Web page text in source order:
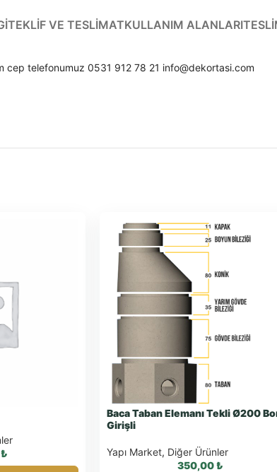
TEKLIF VE TESLIMATKULLANIM ALANLARI
cep telefonumuz 0531 912 78 21 info@dekortasi.com
₺
Baca Taban Elemanı Tekli Ø200
Girişli
Yapı Market, Diğer Ürünler
350,00₺